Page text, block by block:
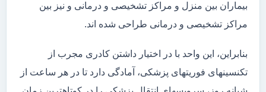
بیماران بین منزل و مراکز تشخیصی و درمانی و نیز بین
مراکز تشخیصی و درمانی طراحی شده اند.
بنابراین، این واحد با در اختیار داشتن کادری مجرب از
تکنسینهای فوریتهای پزشکی، آمادگی دارد تا در هر ساعت از